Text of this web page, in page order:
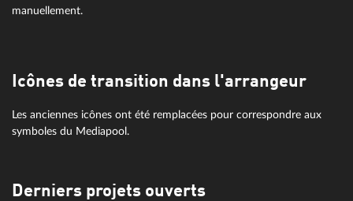
manuellement.
Icônes de transition dans l'arrangeur
Les anciennes icônes ont été remplacées pour correspondre aux
symboles du Mediapool.
Derniers projets ouverts